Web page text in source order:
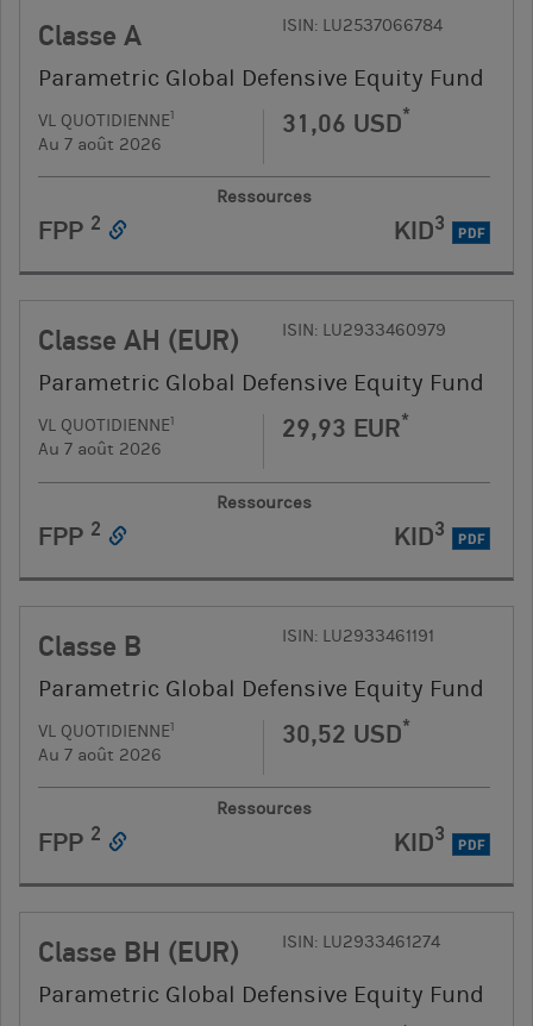
Classe A ISIN: LU2537066784
Parametric Global Defensive Equity Fund
VL QUOTIDIENNE1
Au 7 août 2026
31,06 USD*
Ressources
FPP 2 KID3 PDF
Classe AH (EUR) ISIN: LU2933460979
Parametric Global Defensive Equity Fund
VL QUOTIDIENNE1
Au 7 août 2026
29,93 EUR*
Ressources
FPP 2 KID3 PDF
Classe B ISIN: LU2933461191
Parametric Global Defensive Equity Fund
VL QUOTIDIENNE1
Au 7 août 2026
30,52 USD*
Ressources
FPP 2 KID3 PDF
Classe BH (EUR) ISIN: LU2933461274
Parametric Global Defensive Equity Fund